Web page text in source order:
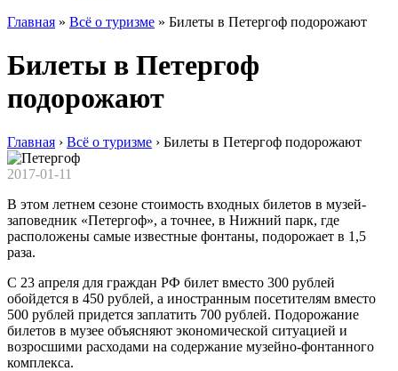
Главная » Всё о туризме » Билеты в Петергоф подорожают
Билеты в Петергоф
подорожают
Главная › Всё о туризме › Билеты в Петергоф подорожают
2017-01-11
В этом летнем сезоне стоимость входных билетов в музей-
заповедник «Петергоф», а точнее, в Нижний парк, где
расположены самые известные фонтаны, подорожает в 1,5
раза.
С 23 апреля для граждан РФ билет вместо 300 рублей
обойдется в 450 рублей, а иностранным посетителям вместо
500 рублей придется заплатить 700 рублей. Подорожание
билетов в музее объясняют экономической ситуацией и
возросшими расходами на содержание музейно-фонтанного
комплекса.